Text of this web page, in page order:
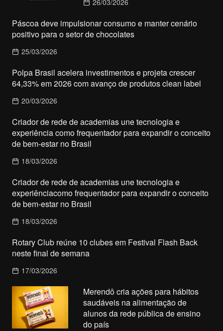
26/03/2026
Páscoa deve impulsionar consumo e manter cenário
positivo para o setor de chocolates
25/03/2026
Polpa Brasil acelera investimentos e projeta crescer
64,33% em 2026 com avanço de produtos clean label
20/03/2026
Criador de rede de academias une tecnologia e
experiência como frequentador para expandir o conceito
de bem-estar no Brasil
18/03/2026
Criador de rede de academias une tecnologia e
experiênciacomo frequentador para expandir o conceito
de bem-estar no Brasil
18/03/2026
Rotary Club reúne 10 clubes em Festival Flash Back
neste final de semana
17/03/2026
Merendô cria ações para hábitos
saudáveis na alimentação de
alunos da rede pública de ensino
do país